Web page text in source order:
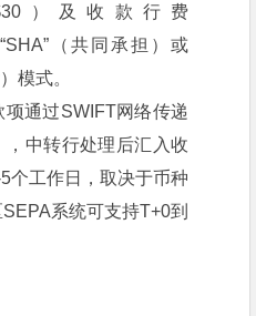
）及收款行费
（共同承担）或
模式。
项通过SWIFT网络传递
中转行处理后汇入收
个工作日，取决于币种
系统可支持T+0到